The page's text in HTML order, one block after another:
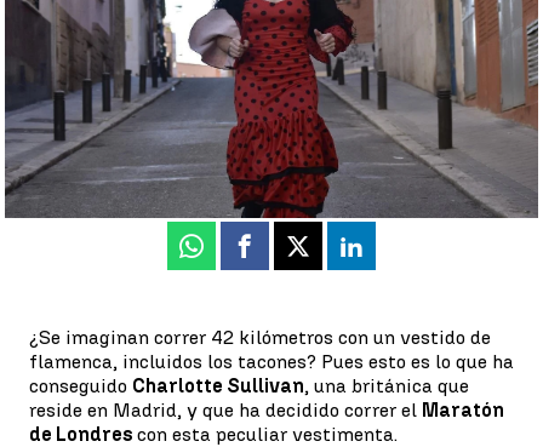
Guillermo F. Lascoiti
Actualizado: 04 de octubre de 2021, 15:40
Publicado:01 de octubre de 2021, 18:31
Whatsapp
Facebook
X Linkedin
¿Se imaginan correr 42 kilómetros con un vestido de
flamenca, incluidos los tacones? Pues esto es lo que ha
conseguido Charlotte Sullivan, una británica que
reside en Madrid, y que ha decidido correr el Maratón
de Londres con esta peculiar vestimenta.